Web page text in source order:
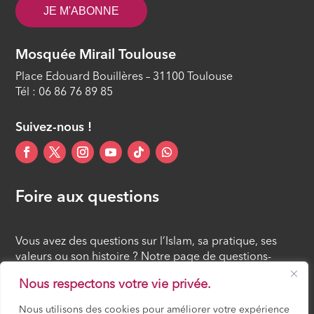
Nous respectons votre vie privée.
Nous utilisons des cookies pour améliorer votre expérience
JE M'ABONNE
Mosquée Mirail Toulouse
Place Edouard Bouillères – 31100 Toulouse
Tél : 06 86 76 89 85
Suivez-nous !
Foire aux questions
Vous avez des questions sur l’Islam, sa pratique, ses
valeurs ou son histoire ? Notre page de questions-
réponses rassemble des réponses claires et accessibles
à tous, croyants ou simples curieux.